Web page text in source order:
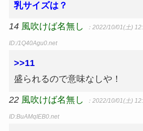
乳サイズは？
14 風吹けば名無し ：2022/10/01(土)
ID:/1Q40Agu0.net
>>11
盛られるので意味なしや！
22 風吹けば名無し ：2022/10/01(土)
ID:BuAMqIEB0.net